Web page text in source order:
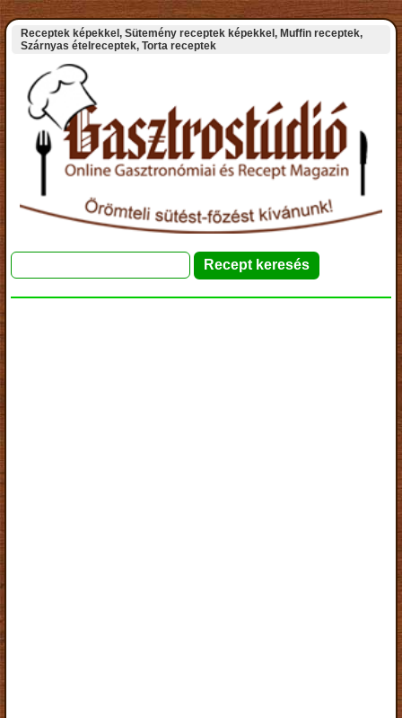
Receptek képekkel, Sütemény receptek képekkel, Muffin receptek,
Szárnyas ételreceptek, Torta receptek